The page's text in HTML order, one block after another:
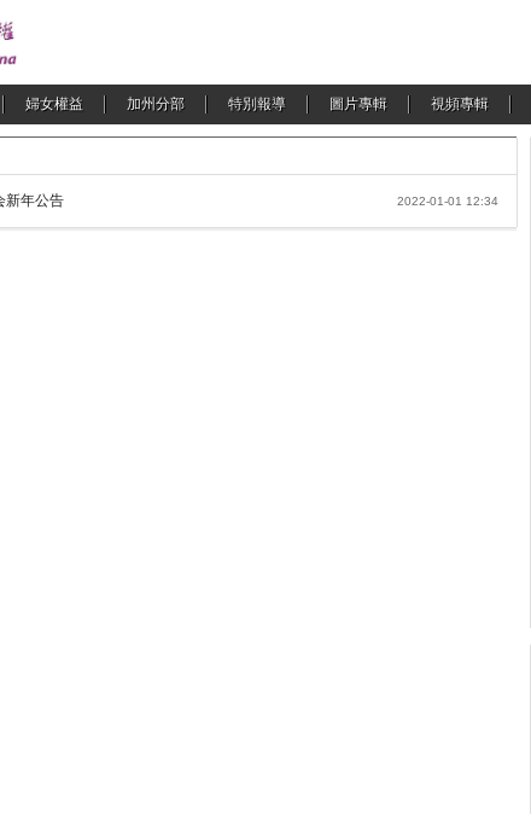
婦女權益 加州分部 特別報導 圖片專輯 視頻專輯
新年公告 2022-01-01 12:34